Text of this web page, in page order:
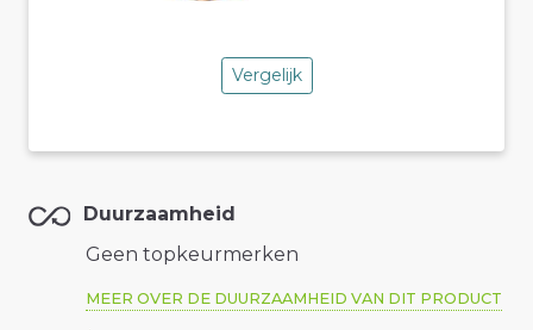
Vergelijk
Duurzaamheid
Geen topkeurmerken
MEER OVER DE DUURZAAMHEID VAN DIT PRODUCT